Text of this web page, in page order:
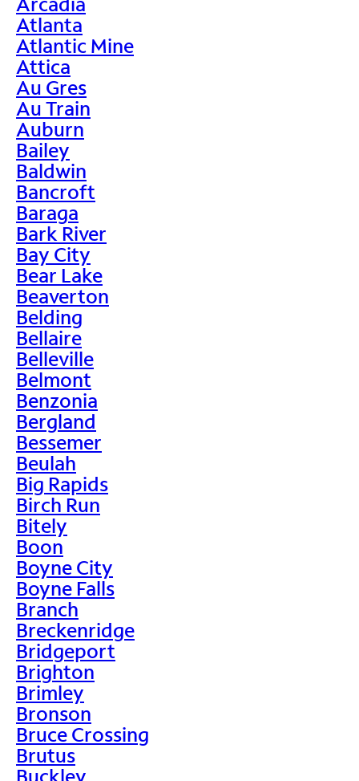
Atlanta
Atlantic Mine
Attica
Au Gres
Au Train
Auburn
Bailey
Baldwin
Bancroft
Baraga
Bark River
Bay City
Bear Lake
Beaverton
Belding
Bellaire
Belleville
Belmont
Benzonia
Bergland
Bessemer
Beulah
Big Rapids
Birch Run
Bitely
Boon
Boyne City
Boyne Falls
Branch
Breckenridge
Bridgeport
Brighton
Brimley
Bronson
Bruce Crossing
Brutus
Buckley